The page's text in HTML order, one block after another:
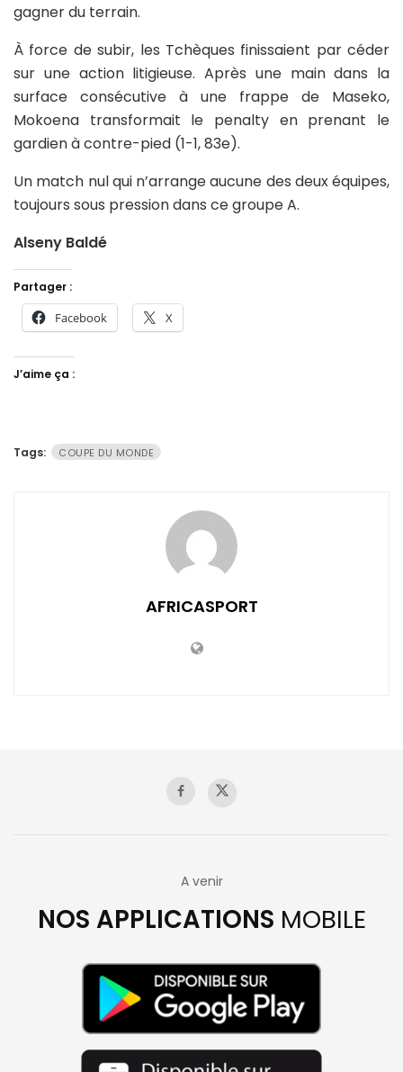
gagner du terrain.
À force de subir, les Tchèques finissaient par céder
sur une action litigieuse. Après une main dans la
surface consécutive à une frappe de Maseko,
Mokoena transformait le penalty en prenant le
gardien à contre-pied (1-1, 83e).
Un match nul qui n’arrange aucune des deux équipes,
toujours sous pression dans ce groupe A.
Alseny Baldé
Partager :
Facebook X
J’aime ça :
Tags: COUPE DU MONDE
AFRICASPORT
A venir
NOS APPLICATIONS MOBILE